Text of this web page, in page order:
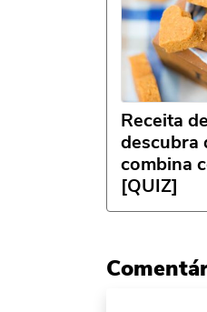
Receita
descubra
combina
[QUIZ]